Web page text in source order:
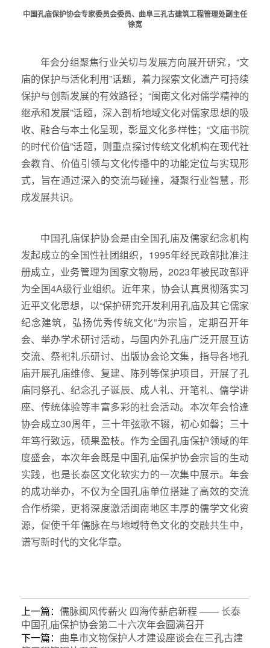
中国孔庙保护协会专家委员会委员、曲阜三孔古建筑工程管理处副主任
徐宽
年会分组聚焦行业关切与发展方向展开研究，“文
庙的保护与活化利用”话题，着力探索文化遗产可持续
保护与创新发展的有效路径；“闽南文化对儒学精神的
继承和发展”话题，深入剖析地域文化对儒家思想的吸
收、融合与本土化呈现，彰显文化多样性；“文庙书院
的时代价值”话题，则重点探讨传统文化机构在现代社
会教育、价值引领与文化传播中的功能定位与实现形
式，旨在通过深入的交流与碰撞，凝聚行业智慧，形
成发展共识。
中国孔庙保护协会是由全国孔庙及儒家纪念机构
发起成立的全国性社团组织，1995年经民政部批准注
册成立，业务管理为国家文物局，2023年被民政部评
为全国4A级行业组织。近年来，协会认真贯彻落实习
近平文化思想，以“保护研究开发利用孔庙及其它儒家
纪念建筑，弘扬优秀传统文化”为宗旨，定期召开年
会、举办学术研讨活动，与国内外孔庙广泛开展互访
交流、祭祀礼乐研讨、出版协会论文集，指导各地孔
庙开展孔庙维修、复建、陈列等保护项目，开展了孔
庙同祭孔、纪念孔子诞辰、成人礼、开笔礼、儒学讲
座、传统体验等丰富多彩的社会活动。本次年会恰逢
协会成立30周年，三十年弦歌不辍，初心如磐；三十
年笃行致远，硕果盈枝。作为全国孔庙保护领域的年
度盛会，本次年会既是中国孔庙保护协会宗旨的生动
实践，也是长泰区文化软实力的一次集中展示。年会
的成功举办，不仅为全国孔庙单位搭建了高效的交流
合作桥梁，更将深度激活闽南地区丰厚的儒学文化资
源，促使千年儒脉在与地域特色文化的交融共生中，
谱写新时代的文化华章。
上一篇： 儒脉闽风传薪火 四海传薪启新程 —— 长泰
中国孔庙保护协会第二十六次年会圆满召开
下一篇： 曲阜市文物保护人才建设座谈会在三孔古建